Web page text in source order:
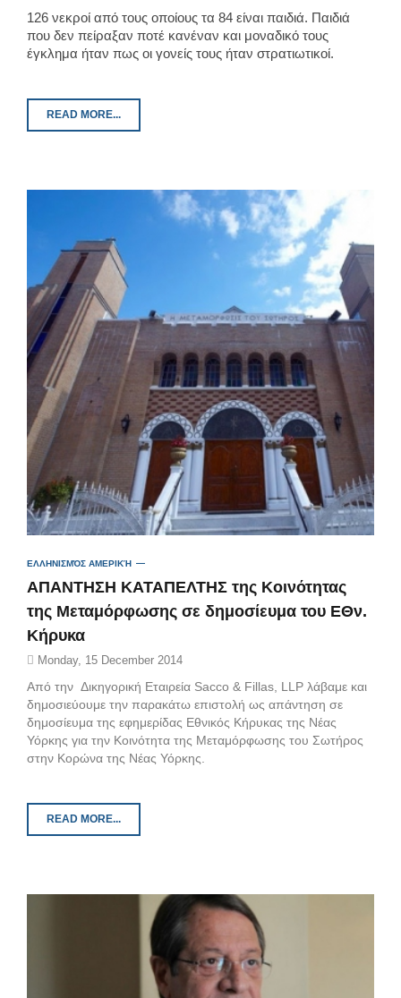
126 νεκροί από τους οποίους τα 84 είναι παιδιά. Παιδιά
που δεν πείραξαν ποτέ κανέναν και μοναδικό τους
έγκλημα ήταν πως οι γονείς τους ήταν στρατιωτικοί.
READ MORE...
ΕΛΛΗΝΙΣΜΌΣ ΑΜΕΡΙΚΉ
ΑΠΑΝΤΗΣΗ ΚΑΤΑΠΕΛΤΗΣ της Κοινότητας
της Μεταμόρφωσης σε δημοσίευμα του ΕΘν.
Κήρυκα
Monday, 15 December 2014
Από την Δικηγορική Εταιρεία Sacco & Fillas, LLP λάβαμε και
δημοσιεύουμε την παρακάτω επιστολή ως απάντηση σε
δημοσίευμα της εφημερίδας Εθνικός Κήρυκας της Νέας
Υόρκης για την Κοινότητα της Μεταμόρφωσης του Σωτήρος
στην Κορώνα της Νέας Υόρκης.
READ MORE...